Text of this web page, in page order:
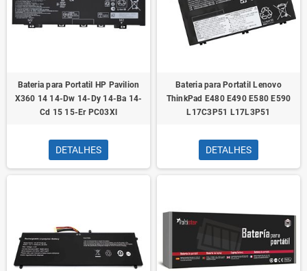
Bateria para Portatil HP Pavilion
X360 14 14-Dw 14-Dy 14-Ba 14-
Cd 15 15-Er PC03Xl
DETALHES
Bateria para Portatil Lenovo
ThinkPad E480 E490 E580 E590
L17C3P51 L17L3P51
DETALHES